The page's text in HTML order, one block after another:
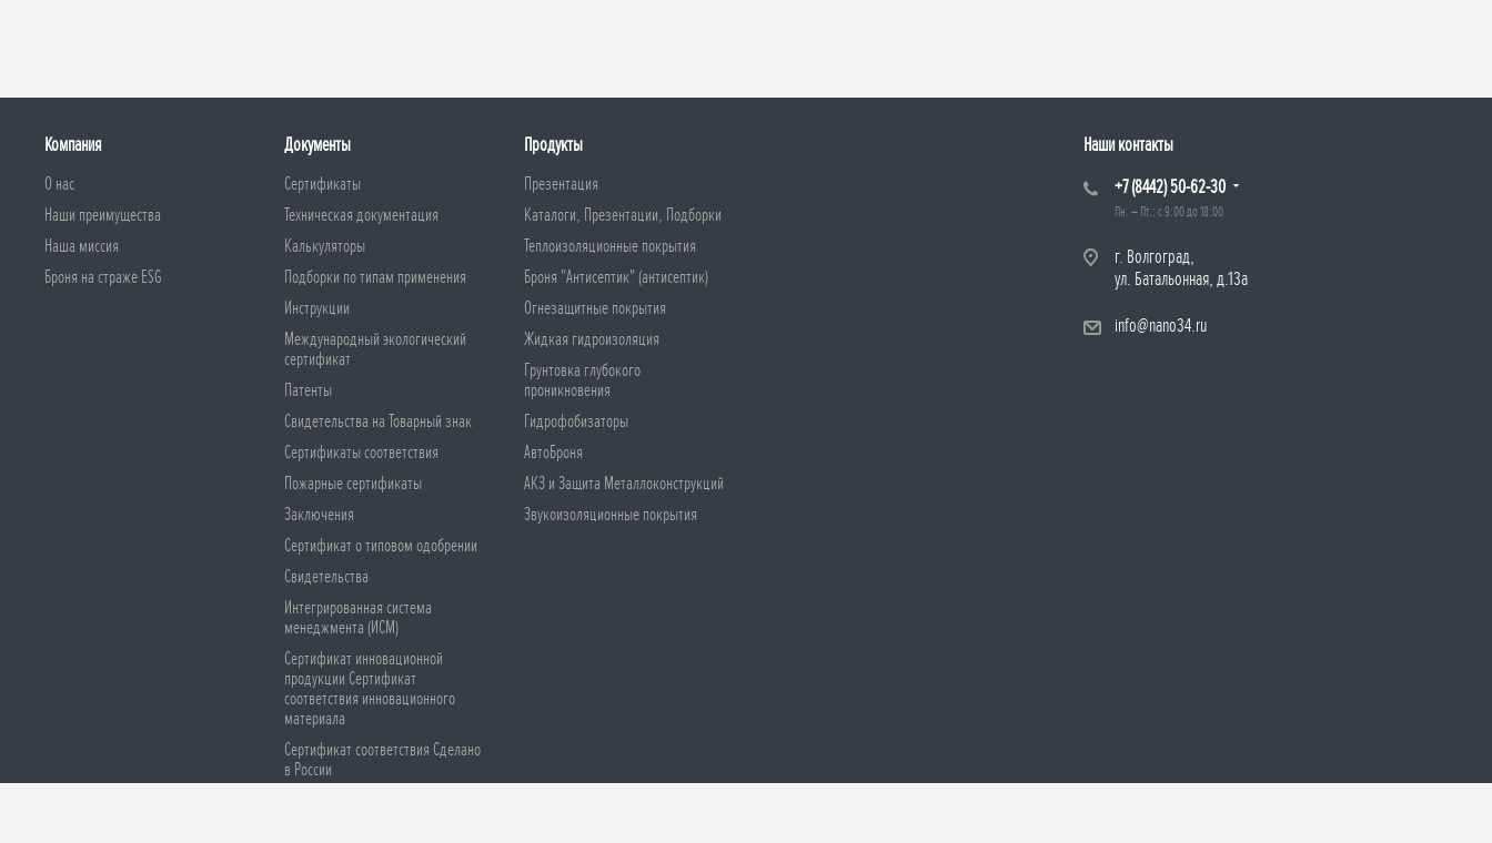
Компания
О нас
Наши преимущества
Наша миссия
Броня на страже ESG
Документы
Сертификаты
Техническая документация
Калькуляторы
Подборки по типам применения
Инструкции
Международный экологический
сертификат
Патенты
Свидетельства на Товарный знак
Сертификаты соответствия
Пожарные сертификаты
Заключения
Сертификат о типовом одобрении
Свидетельства
Интегрированная система
менеджмента (ИСМ)
Сертификат инновационной
продукции Сертификат
соответствия инновационного
материала
Сертификат соответствия Сделано
в России
Продукты
Презентация
Каталоги, Презентации, Подборки
Теплоизоляционные покрытия
Броня "Антисептик" (антисептик)
Огнезащитные покрытия
Жидкая гидроизоляция
Грунтовка глубокого
проникновения
Гидрофобизаторы
АвтоБроня
АКЗ и Защита Металлоконструкций
Звукоизоляционные покрытия
Наши контакты
+7 (8442) 50-62-30
Пн. – Пт.: с 9:00 до 18:00
г. Волгоград,
ул. Батальонная, д.13а
info@nano34.ru